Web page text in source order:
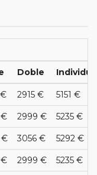
Doble
2915 € 5151 €
€ 2999 € 5235 €
€ 3056 € 5292 €
€ 2999 € 5235 €